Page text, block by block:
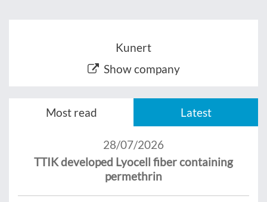
Kunert
Show company
Most read Latest
28/07/2026
TTIK developed Lyocell fiber containing
permethrin